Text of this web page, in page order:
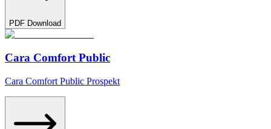
PDF Download
Cara Comfort Public
Cara Comfort Public Prospekt